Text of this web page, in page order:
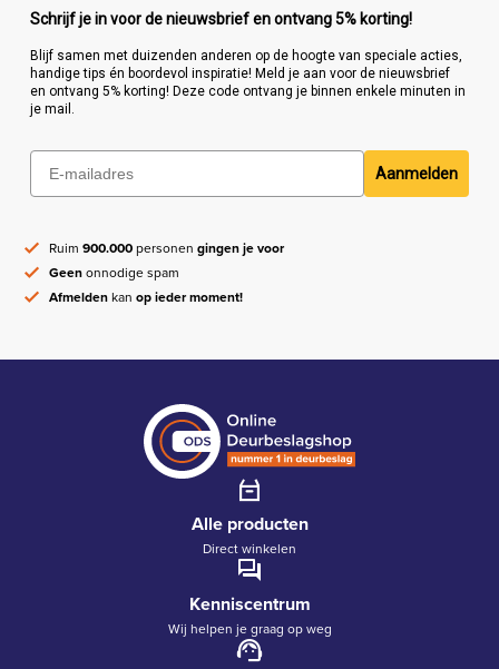
Schrijf je in voor de nieuwsbrief en ontvang 5% korting!
Blijf samen met duizenden anderen op de hoogte van speciale acties,
handige tips én boordevol inspiratie! Meld je aan voor de nieuwsbrief
en ontvang 5% korting! Deze code ontvang je binnen enkele minuten in
je mail.
Aanmelden
Ruim900.000personengingen je voor
Geenonnodige spam
Afmeldenkanop ieder moment!
Alle producten
Direct winkelen
Kenniscentrum
Wij helpen je graag op weg